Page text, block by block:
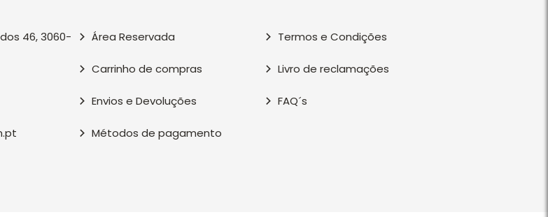
46, 3060-
Área Reservada
Carrinho de compras
Envios e Devoluções
Métodos de pagamento
Termos e Condições
Livro de reclamações
FAQ´s